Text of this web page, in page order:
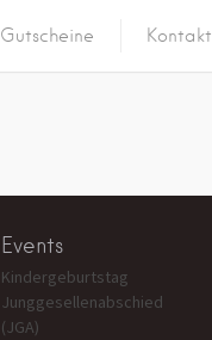
Gutscheine Kontakt
Events
Kindergeburtstag
Junggesellenabschied
(JGA)